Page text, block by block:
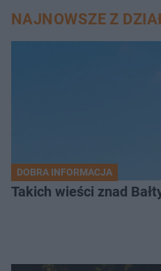
NAJNOWSZE Z
DOBRA INFORMACJA
Takich wieści znad